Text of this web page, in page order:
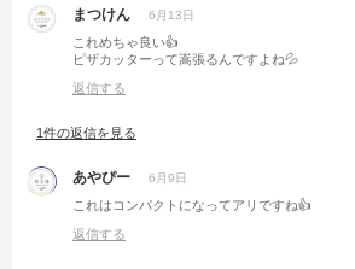
まつけん 6月13日
これめちゃ良い👍
ピザカッターって嵩張るんですよね💦
返信する
1件の返信を見る
あやぴー 6月9日
これはコンパクトになってアリですね👍
返信する